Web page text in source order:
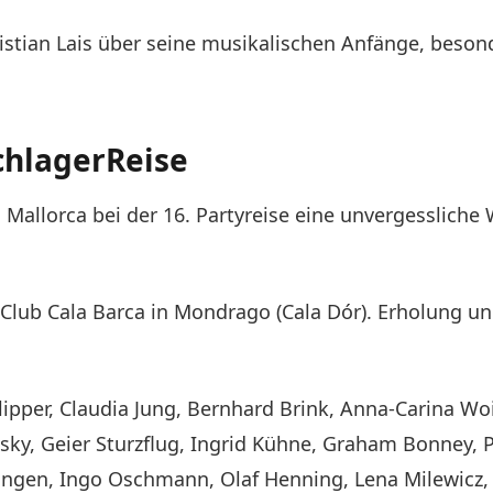
Lais über seine musikalischen Anfänge,
bei der 16. Partyreise eine
Cala Barca in Mondrago (Cala Dór). Erholung
Claudia Jung, Bernhard Brink, Anna-Carina
Geier Sturzflug, Ingrid Kühne, Graham Bonney,
Ingo Oschmann, Olaf Henning, Lena